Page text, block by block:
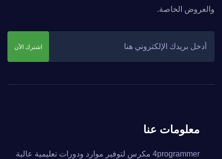
والعروض الخاصة.
اشترك الآن
معلومات عنا
4programmer مكرس لتوفير موارد ودورات تعليمية عالية